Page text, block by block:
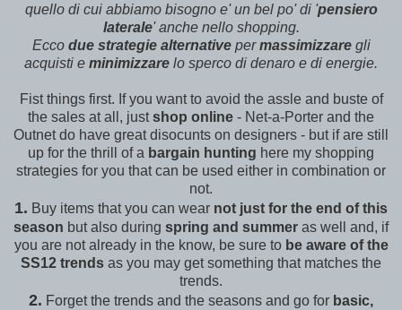
quello di cui abbiamo bisogno e' un bel po' di 'pensiero
laterale' anche nello shopping.
Ecco due strategie alternativepermassimizzaregli
acquisti e minimizzare lo sperco di denaro e di energie.
Fist things first. If you want to avoid the assle and buste of
the sales at all, justshop online - Net-a-Porter and the
Outnet do have great disocunts on designers - but if are still
up for the thrill of a bargain hunting here my shopping
strategies for you that can be used either in combination or
not.
1. Buy items that you can wear not just for the end of this
season but also during spring and summer as well and, if
you are not already in the know, be sure to be aware of the
SS12 trends as you may get something that matches the
trends.
2. Forget the trends and the seasons and go for basic,